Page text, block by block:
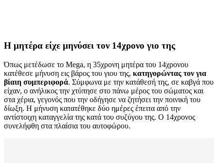
Η μητέρα είχε μηνύσει τον 14χρονο γιο της
Όπως μετέδωσε το Mega, η 35χρονη μητέρα του 14χρονου
κατέθεσε μήνυση εις βάρος του γιου της, κατηγορώντας τον για
βίαιη συμπεριφορά. Σύμφωνα με την κατάθεσή της, σε καβγά που
είχαν, ο ανήλικος την χτύπησε στο πάνω μέρος του σώματος και
στα χέρια, γεγονός που την οδήγησε να ζητήσει την ποινική του
δίωξη. Η μήνυση κατατέθηκε δύο ημέρες έπειτα από την
αντίστοιχη καταγγελία της κατά του συζύγου της. Ο 14χρονος
συνελήφθη στα πλαίσια του αυτοφώρου.